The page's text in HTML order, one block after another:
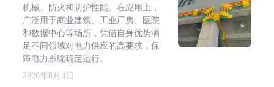
机械、防火和防护性能。在应用上，
广泛用于商业建筑、工业厂房、医院
和数据中心等场所，凭借自身优势满
足不同领域对电力供应的高要求，保
障电力系统稳定运行。
2026年8月4日